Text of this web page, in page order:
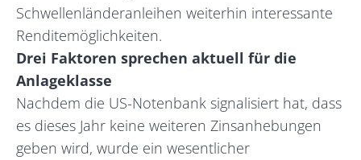
Schwellenländeranleihen weiterhin interessante
Renditemöglichkeiten.
Drei Faktoren sprechen aktuell für die
Anlageklasse
Nachdem die US-Notenbank signalisiert hat, dass
es dieses Jahr keine weiteren Zinsanhebungen
geben wird, wurde ein wesentlicher